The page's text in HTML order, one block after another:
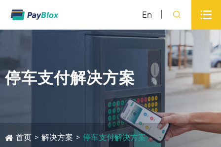
En  
首页 > 解决方案 > 停车支付解决方案
停车支付解决方案